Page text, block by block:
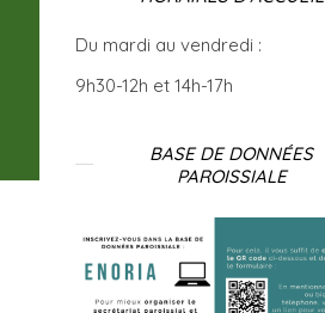
Du mardi au vendredi :
9h30-12h et 14h-17h
BASE DE DONNÉES
PAROISSIALE